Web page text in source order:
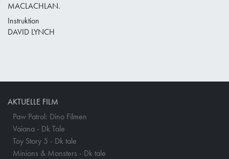
MACLACHLAN.
Instruktion
DAVID LYNCH
AKTUELLE FILM
Paw Patrol: Dino Filmen
Vaiana - Dk Tale
Toy Story 5 - Dk tale
Minions & Monsters - Dk tale